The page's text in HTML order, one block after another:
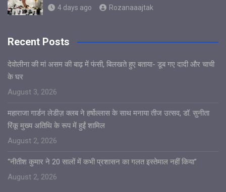
4 days ago Rozanaaajtak
Recent Posts
देवोलीना की मां असम की बाढ़ में फंसी, बिलखते हुए बताया- डूब गए दादी और चाची
के घर
August 3, 2026
महाराजा गार्डन लेडीज़ क्लब ने हर्षोल्लास के साथ मनाया तीज उत्सव, डॉ. सुनीता
रिंकू मुख्य अतिथि के रूप में हुईं शामिल
August 2, 2026
“नीतीश कुमार ने 20 सालों में कभी प्रशासन का गलत इस्तेमाल नहीं किया”
August 2, 2026